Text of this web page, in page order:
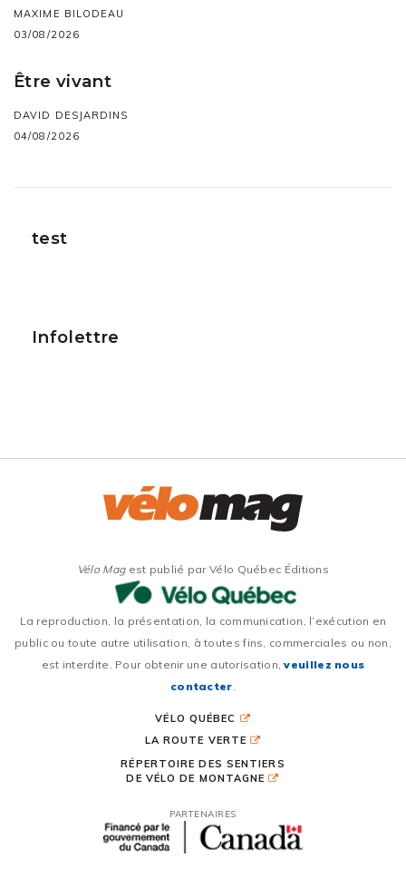
MAXIME BILODEAU
03/08/2026
Être vivant
DAVID DESJARDINS
04/08/2026
test
Infolettre
Vélo Magest publié par Vélo Québec Éditions
La reproduction, la présentation, la communication, l’exécution en
public ou toute autre utilisation, à toutes fins, commerciales ou non,
est interdite. Pour obtenir une autorisation,veuillez nous
contacter.
VÉLO QUÉBEC
LA ROUTE VERTE
RÉPERTOIRE DES SENTIERS
DE VÉLO DE MONTAGNE
PARTENAIRES